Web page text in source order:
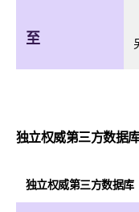
至
独立权威第三方数据
独立权威第三方数据库